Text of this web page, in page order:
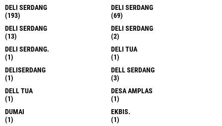
DELI SERDANG
(193)
DELI SERDANG
(69)
DELI SERDANG
(13)
DELI SERDANG
(2)
DELI SERDANG.
(1)
DELI TUA
(1)
DELISERDANG
(1)
DELL SERDANG
(3)
DELL TUA
(1)
DESA AMPLAS
(1)
DUMAI
(1)
EKBIS.
(1)